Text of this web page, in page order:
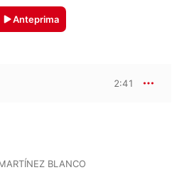
Anteprima
2:41
BLANCO